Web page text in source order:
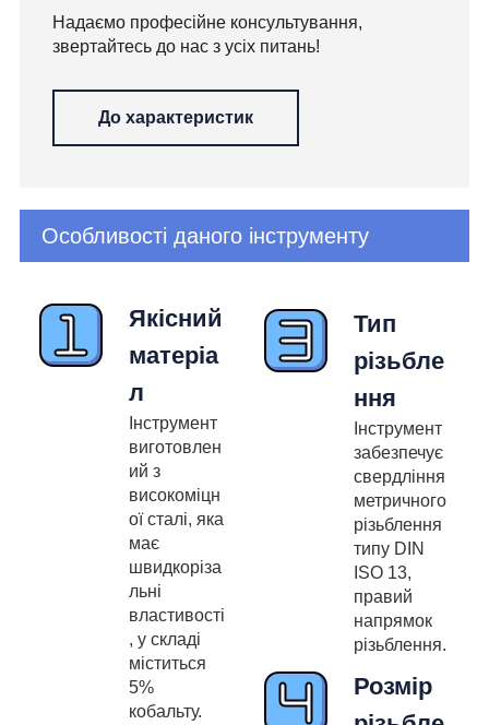
Надаємо професійне консультування,
звертайтесь до нас з усіх питань!
До характеристик
Особливості даного інструменту
Якісний
матеріа
л
Інструмент
виготовлен
ий з
високоміцн
ої сталі, яка
має
швидкоріза
льні
властивості
, у складі
міститься
5%
кобальту.
Тип
різьбле
ння
Інструмент
забезпечує
свердління
метричного
різьблення
типу DIN
ISO 13,
правий
напрямок
різьблення.
Розмір